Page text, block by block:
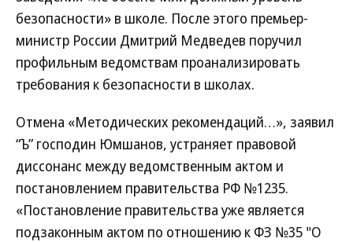
безопасности» в школе. После этого премьер-
министр России Дмитрий Медведев поручил
профильным ведомствам проанализировать
требования к безопасности в школах.
Отмена «Методических рекомендаций…», заявил
“Ъ” господин Юмшанов, устраняет правовой
диссонанс между ведомственным актом и
постановлением правительства РФ №1235.
«Постановление правительства уже является
подзаконным актом по отношению к ФЗ №35 "О